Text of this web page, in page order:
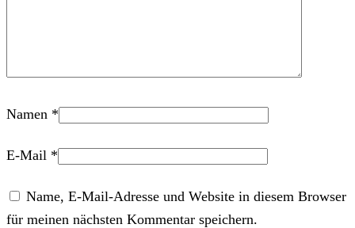
Namen *
E-Mail *
Name, E-Mail-Adresse und Website in diesem Browser
für meinen nächsten Kommentar speichern.